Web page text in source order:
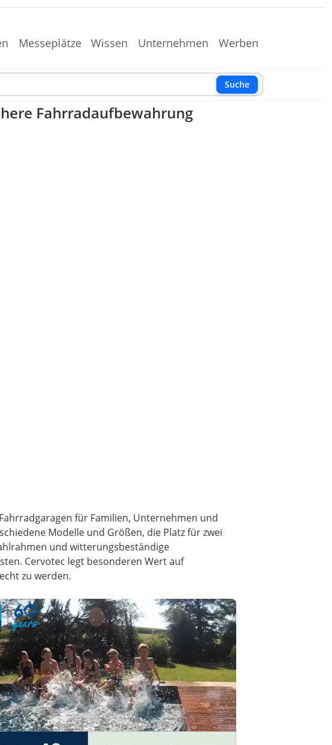
Messeplätze Wissen Unternehmen Werben
Suche
Fahrradaufbewahrung
für Familien, Unternehmen und
Modelle und Größen, die Platz für zwei
und witterungsbeständige
Cervotec legt besonderen Wert auf
zu werden.